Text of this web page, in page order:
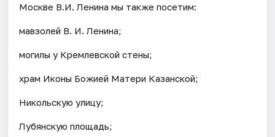
Москве В.И. Ленина мы также посетим:
мавзолей В. И. Ленина;
могилы у Кремлевской стены;
храм Иконы Божией Матери Казанской;
Никольскую улицу;
Лубянскую площадь;